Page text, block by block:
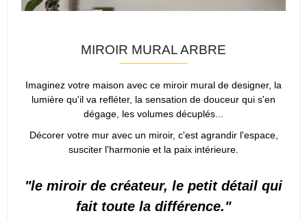
MIROIR MURAL ARBRE
Imaginez votre maison avec ce miroir mural de designer, la
lumière qu'il va refléter, la sensation de douceur qui s'en
dégage, les volumes décuplés...
Décorer votre mur avec un miroir, c'est agrandir l'espace,
susciter l'harmonie et la paix intérieure.
"le miroir de créateur, le petit détail qui
fait toute la différence."